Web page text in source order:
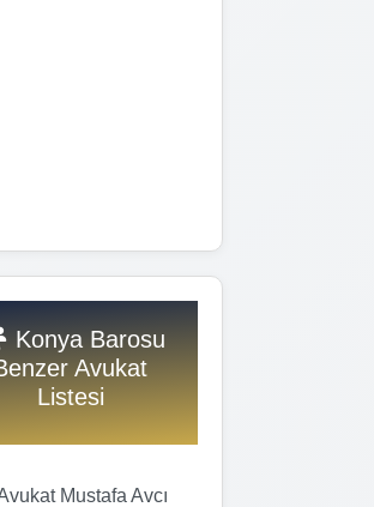
Konya Barosu
Avukat
Listesi
Mustafa Avcı